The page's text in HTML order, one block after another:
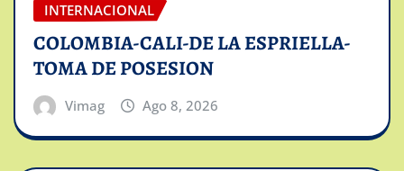
INTERNACIONAL
COLOMBIA-CALI-DE LA ESPRIELLA-
TOMA DE POSESION
Vimag Ago 8, 2026